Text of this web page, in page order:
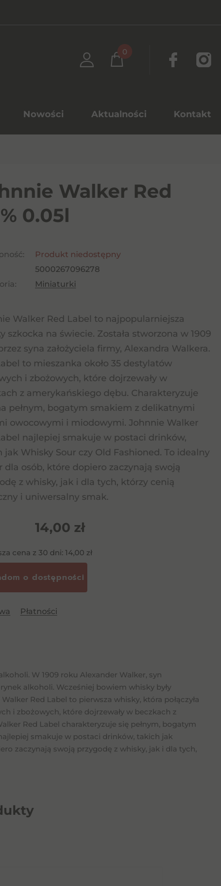
0
Nowości Aktualności Kontakt
Walker Red
0.05l
Produkt niedostępny
5000267096278
Miniaturki
Walker Red Label to najpopularniejsza
szkocka na świecie. Została stworzona w 1909
syna założyciela firmy, Alexandra Walkera.
to mieszanka około 35 destylatów
i zbożowych, które dojrzewały w
z amerykańskiego dębu. Charakteryzuje
pełnym, bogatym smakiem z delikatnymi
owocowymi i miodowymi. Johnnie Walker
najlepiej smakuje w postaci drinków,
jak Whisky Sour czy Old Fashioned. To idealny
dla osób, które dopiero zaczynają swoją
z whisky, jak i dla tych, którzy cenią
i uniwersalny smak.
14,00 zł
cena z 30 dni: 14,00 zł
Płatności
W 1909 roku Alexander Walker, syn
alkoholi. Wcześniej bowiem whisky były
Red Label to pierwsza whisky, która połączyła
i zbożowych, które dojrzewały w beczkach z
Red Label charakteryzuje się pełnym, bogatym
smakuje w postaci drinków, takich jak
zaczynają swoją przygodę z whisky, jak i dla tych,